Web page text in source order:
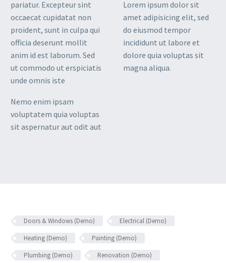
pariatur. Excepteur sint
occaecat cupidatat non
proident, sunt in culpa qui
officia deserunt mollit
anim id est laborum. Sed
ut commodo ut erspiciatis
unde omnis iste
Nemo enim ipsam
voluptatem quia voluptas
sit aspernatur aut odit aut
Lorem ipsum dolor sit
amet adipisicing elit, sed
do eiusmod tempor
incididunt ut labore et
dolore quia voluptas sit
magna aliqua.
Doors & Windows (Demo)
Electrical (Demo)
Heating (Demo)
Painting (Demo)
Plumbing (Demo)
Renovation (Demo)